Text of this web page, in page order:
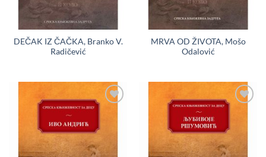
DEČAK IZ ČAČKA, Branko V.
Radičević
MRVA OD ŽIVOTA, Mošo
Odalović